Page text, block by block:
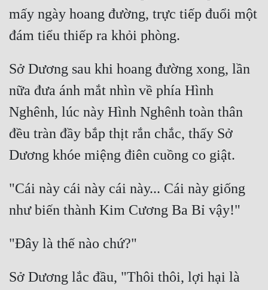
Dị Năng
Gia Đấu
Góc Nhìn Nam
Góc Nhìn Nữ
Huyền Huyễn
Huyền Nghi
Huyền Ảo
Hài Hước
Hệ Thống
Khoa Huyễn
Khoa Huyễn Không Gian
mấy ngày hoang đường, trực tiếp đuổi một
Sở Dương sau khi hoang đường xong, lần
nữa đưa ánh mắt nhìn về phía Hình
Nghênh, lúc này Hình Nghênh toàn thân
đều tràn đầy bắp thịt rắn chắc, thấy Sở
"Cái này cái này cái này... Cái này giống
Sở Dương lắc đầu, "Thôi thôi, lợi hại là